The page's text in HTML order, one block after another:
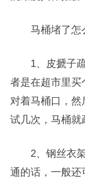
马桶堵了怎
1、皮搋子疏
者是在超市里买
对着马桶口，然
试几次，马桶就
2、钢丝衣架
通的话，一般还